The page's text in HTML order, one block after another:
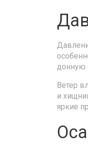
донную
Ветер
и
яркие